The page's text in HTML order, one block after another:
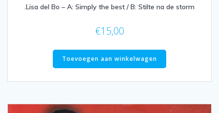
.Lisa del Bo – A: Simply the best / B: Stilte na de storm
€15,00
Toevoegen aan winkelwagen